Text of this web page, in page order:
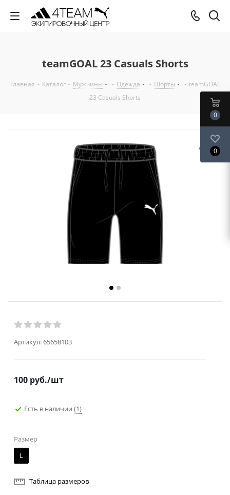
teamGOAL 23 Casuals Shorts
Главная - Каталог - Мужчины - Одежда - Шорты - teamGOAL
23 Casuals Shorts
Артикул:65658103
100 руб./шт
Есть в наличии (1)
Размер
L
Таблица размеров
0
0